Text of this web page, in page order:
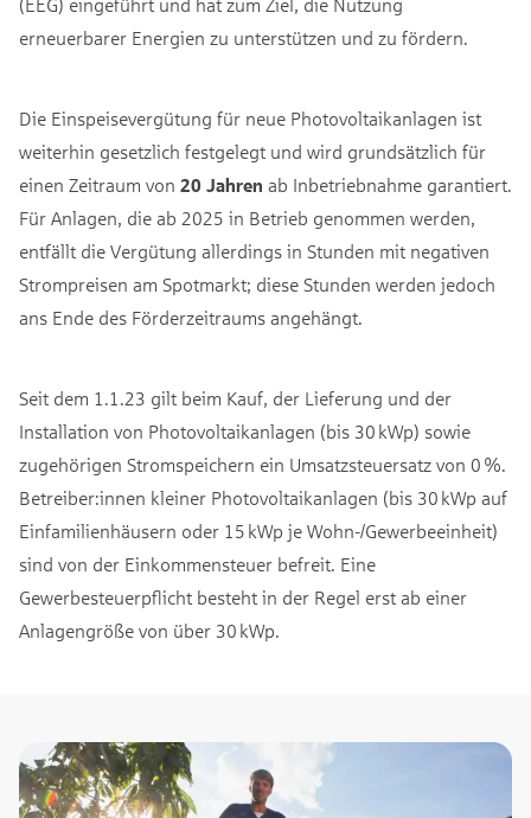
erneuerbarer Energien zu unterstützen und zu fördern.
Die Einspeisevergütung für neue Photovoltaikanlagen ist
weiterhin gesetzlich festgelegt und wird grundsätzlich für
einen Zeitraum von 20 Jahren ab Inbetriebnahme garantiert.
Für Anlagen, die ab 2025 in Betrieb genommen werden,
entfällt die Vergütung allerdings in Stunden mit negativen
Strompreisen am Spotmarkt; diese Stunden werden jedoch
ans Ende des Förderzeitraums angehängt.
Seit dem 1.1.23 gilt beim Kauf, der Lieferung und der
Installation von Photovoltaikanlagen (bis 30 kWp) sowie
zugehörigen Stromspeichern ein Umsatzsteuersatz von 0 %.
Betreiber:innen kleiner Photovoltaikanlagen (bis 30 kWp auf
Einfamilienhäusern oder 15 kWp je Wohn-/Gewerbeeinheit)
sind von der Einkommensteuer befreit. Eine
Gewerbesteuerpflicht besteht in der Regel erst ab einer
Anlagengröße von über 30 kWp.